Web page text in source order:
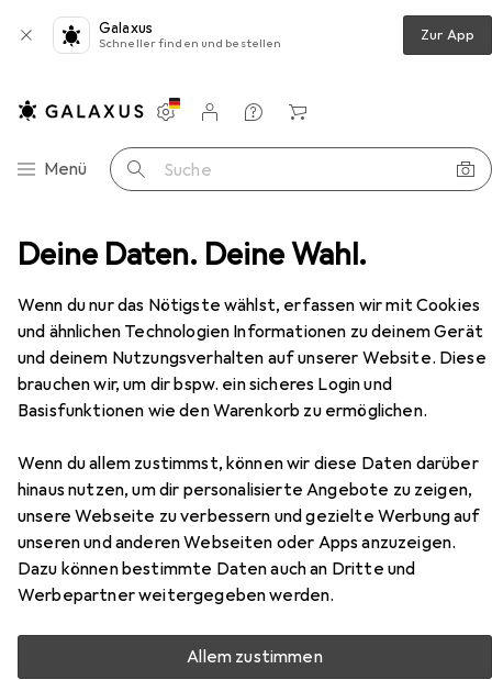
Deine Daten. Deine Wahl.
Wenn du nur das Nötigste wählst, erfassen wir mit Cookies
und ähnlichen Technologien Informationen zu deinem Gerät
und deinem Nutzungsverhalten auf unserer Website. Diese
brauchen wir, um dir bspw. ein sicheres Login und
Basisfunktionen wie den Warenkorb zu ermöglichen.
Wenn du allem zustimmst, können wir diese Daten darüber
hinaus nutzen, um dir personalisierte Angebote zu zeigen,
unsere Webseite zu verbessern und gezielte Werbung auf
unseren und anderen Webseiten oder Apps anzuzeigen.
Dazu können bestimmte Daten auch an Dritte und
Werbepartner weitergegeben werden.
Allem zustimmen
Galaxus
Schneller finden und bestellen Zur App
Navigation nach Kategorien
Menü Suche
Einstellungen
Kundenkonto
Vergleichslisten
Merklisten
Warenkorb
Switch Cisco Switch CBS250-48T-4G-EU 52 Port
Port
48 Ports
Zubehör für Cisco Switch
CBS250-48T-4G-EU 52 Port
Hier findest du passendes Zubehör zum Produkt Cisco
Switch CBS250-48T-4G-EU 52 Port aus den Kategorien
Transceiver und Stromkabel.
Relevanz